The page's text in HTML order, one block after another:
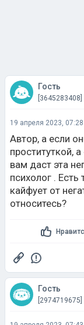
Гость
[3645283408]
19 апреля 2023, 07:28
Автор, а если
проституткой,
вам даст эта
психолог .
кайфует от
относитесь?
Гость
[2974719675]